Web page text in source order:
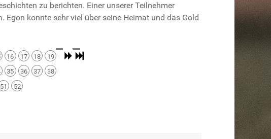
zu berichten. Einer unserer Teilnehmer
konnte sehr viel über seine Heimat und das Gold
16 17 18
19
35 36 37
38
51 52